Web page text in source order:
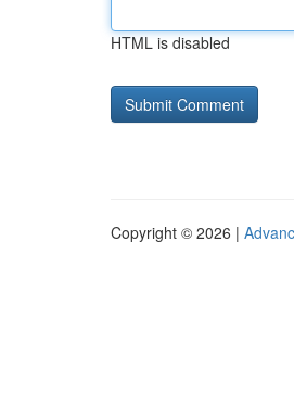
HTML is disabled
Copyright © 2026 |